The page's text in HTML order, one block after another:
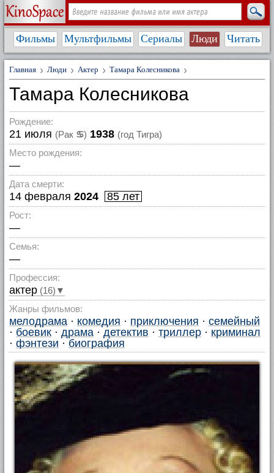
Фильмы Мультфильмы Сериалы Люди Читать
Главная Люди Актер Тамара Колесникова
Тамара Колесникова
Рождение:
21 июля (Рак ♋) 1938 (год Тигра)
Место рождения:
—
Дата смерти:
14 февраля 2024 85 лет
Рост:
—
Семья:
—
Профессия:
актер (16)▼
Жанры фильмов:
мелодрама · комедия · приключения · семейный
· боевик · драма · детектив · триллер · криминал
· фэнтези · биография